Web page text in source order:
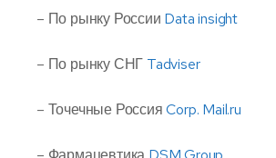
– По рынку России Data insight
– По рынку СНГ Tadviser
– Точечные РоссияCorp. Mail.ru